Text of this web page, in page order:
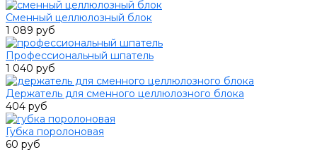
Сменный целлюлозный блок
1 089 руб
Профессиональный шпатель
1 040 руб
Держатель для сменного целлюлозного блока
404 руб
Губка поролоновая
60 руб